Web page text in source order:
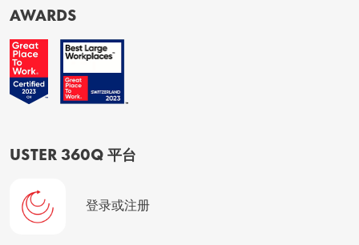
AWARDS
USTER 360Q 平台
登录或注册